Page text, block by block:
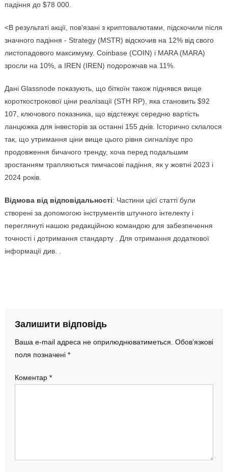
падіння до $78 000.
<В результаті акції, пов'язані з криптовалютами, підскочили після
значного падіння - Strategy (MSTR) відскочив на 12% від свого
листопадового максимуму. Coinbase (COIN) і MARA (MARA)
зросли на 10%, а IREN (IREN) подорожчав на 11%.
Дані Glassnode показують, що біткоїн також піднявся вище
короткострокової ціни реалізації (STH RP), яка становить $92
107, ключового показника, що відстежує середню вартість
ланцюжка для інвесторів за останні 155 днів. Історично склалося
так, що утримання ціни вище цього рівня сигналізує про
продовження бичачого тренду, хоча перед подальшим
зростанням трапляються тимчасові падіння, як у жовтні 2023 і
2024 років.
Відмова від відповідальності: Частини цієї статті були
створені за допомогою інструментів штучного інтелекту і
переглянуті нашою редакційною командою для забезпечення
точності і дотримання стандарту . Для отримання додаткової
інформації див. .
Залишити відповідь
Ваша e-mail адреса не оприлюднюватиметься. Обов’язкові
поля позначені *
Коментар *